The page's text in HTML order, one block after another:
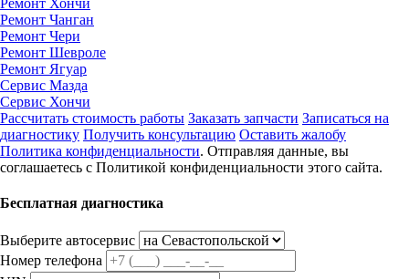
Ремонт Хончи
Ремонт Чанган
Ремонт Чери
Ремонт Шевроле
Ремонт Ягуар
Сервис Мазда
Сервис Хончи
Рассчитать стоимость работы Заказать запчасти Записаться на
диагностику Получить консультацию Оставить жалобу
Политика конфиденциальности. Отправляя данные, вы
соглашаетесь с Политикой конфиденциальности этого сайта.
Бесплатная диагностика
Выберите автосервис
Номер телефона